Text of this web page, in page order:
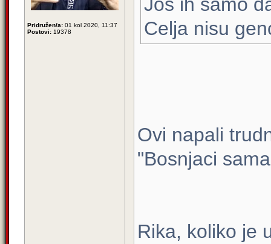
Pridružen/a: 01 kol 2020, 11:37
Postovi: 19378
Celja nisu
Ovi napali
"Bosnjaci
Rika, koliko je